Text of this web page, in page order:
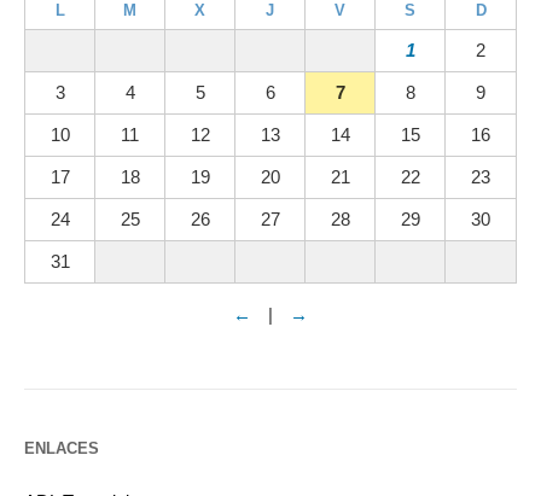
L M X J V S D
1 2
3 4 5 6 7 8 9
10 11 12 13 14 15 16
17 18 19 20 21 22 23
24 25 26 27 28 29 30
31
← | →
ENLACES